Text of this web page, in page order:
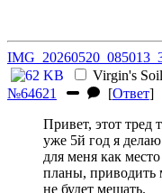
Virgin's Soil
№64621
[Ответ]
Привет, этот тред
уже 5й год я
для меня как
планы, приводить
не будет мешать.